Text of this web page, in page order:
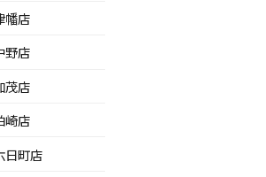
幡店
野店
茂店
崎店
日町店